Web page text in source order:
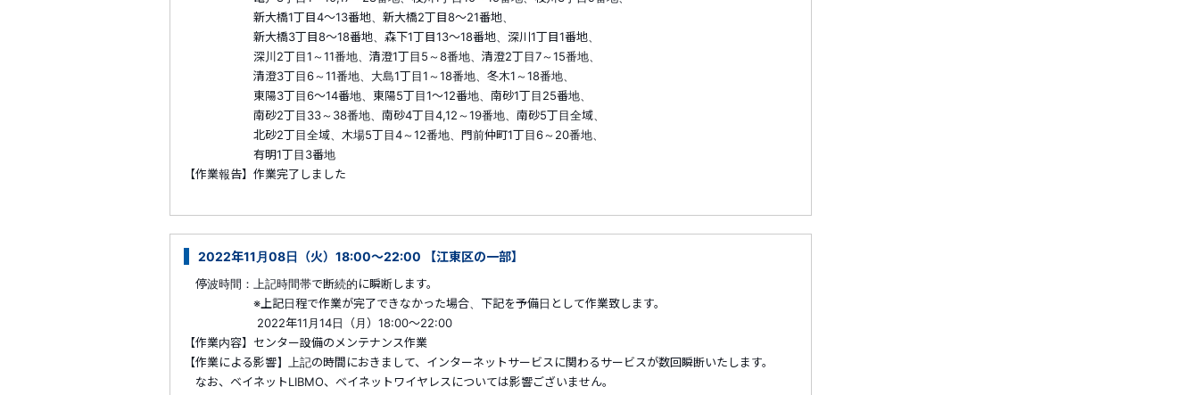
新大橋1丁目4～13番地、新大橋2丁目8～21番地、
新大橋3丁目8～18番地、森下1丁目13～18番地、深川1丁目1番地、
深川2丁目1～11番地、清澄1丁目5～8番地、清澄2丁目7～15番地、
清澄3丁目6～11番地、大島1丁目1～18番地、冬木1～18番地、
東陽3丁目6～14番地、東陽5丁目1～12番地、南砂1丁目25番地、
南砂2丁目33～38番地、南砂4丁目4,12～19番地、南砂5丁目全域、
北砂2丁目全域、木場5丁目4～12番地、門前仲町1丁目6～20番地、
有明1丁目3番地
【作業報告】作業完了しました
2022年11月08日（火）18:00～22:00 【江東区の一部】
停波時間：上記時間帯で断続的に瞬断します。
※上記日程で作業が完了できなかった場合、下記を予備日として作業致します。
2022年11月14日（月）18:00～22:00
【作業内容】センター設備のメンテナンス作業
【作業による影響】上記の時間におきまして、インターネットサービスに関わるサービスが数回瞬断いたします。
なお、ベイネットLIBMO、ベイネットワイヤレスについては影響ございません。